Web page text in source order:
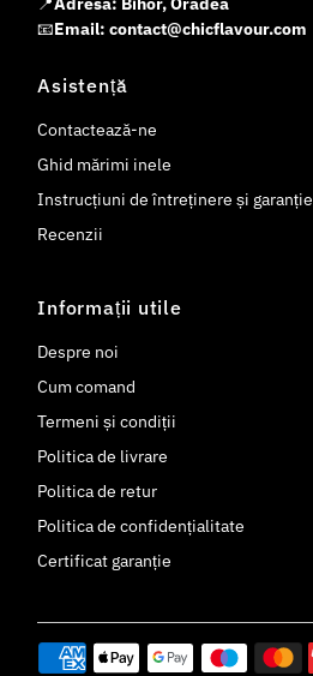
📧Email: contact@chicflavour.com
Asistență
Contactează-ne
Ghid mărimi inele
Instrucțiuni de întreținere și garanție
Recenzii
Informații utile
Despre noi
Cum comand
Termeni și condiții
Politica de livrare
Politica de retur
Politica de confidențialitate
Certificat garanție